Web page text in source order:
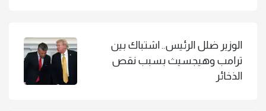
الوزير ضلل الرئيس.. اشتباك بين
ترامب وهيجسيث بسبب نقص
الذخائر